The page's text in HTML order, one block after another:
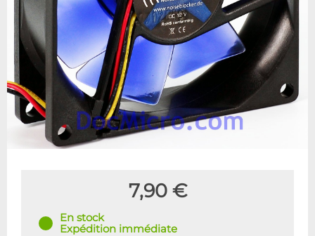
7,90 €
En stock
Expédition immédiate